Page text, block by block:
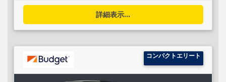
詳細表示...
コンパクトエリート